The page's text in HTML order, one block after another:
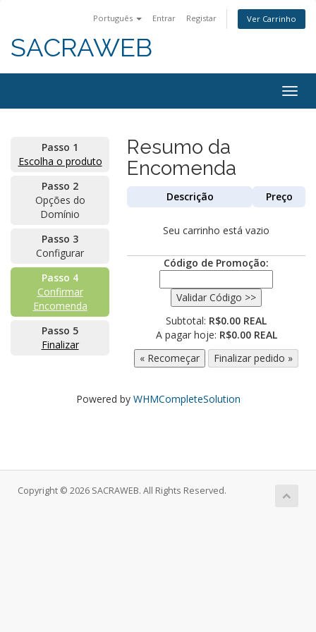
Português Entrar Registar Ver Carrinho
SACRAWEB
Passo 1
Escolha o produto
Passo 2
Opções do
Domínio
Passo 3
Configurar
Passo 4
Confirmar
Encomenda
Passo 5
Finalizar
Resumo da
Encomenda
Descrição Preço
Seu carrinho está vazio
Código de Promoção:
Subtotal: R$0.00 REAL
A pagar hoje: R$0.00 REAL
Powered by WHMCompleteSolution
Copyright © 2026 SACRAWEB. All Rights Reserved.